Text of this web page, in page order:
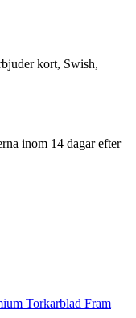
kort, Swish,
inom 14 dagar efter
Torkarblad Fram